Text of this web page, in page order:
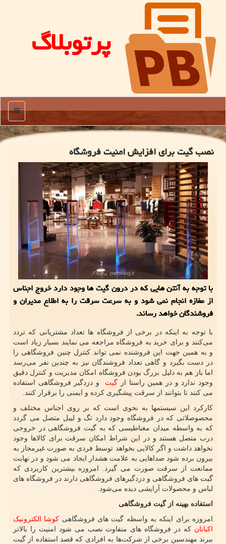
پرتوبلاگ
منو
نصب گیت برای افزایش امنیت فروشگاه
با توجه به آنتن هایی كه در درون گیت ها وجود دارد خروج اجناس
از مغازه انجام نمی شود و به سرعت سرقت را به اطلاع مدیران و
فروشندگان خواهد رساند.
با توجه به اینکه در برخی از فروشگاه ها تعداد مشتریانی که تردد
می‌کنند و برای خرید به فروشگاه مراجعه می نمایند بسیار زیاد است
و به همین جهت این فروشنده نمی تواند کنترل چنین فروشگاهی را
در دست بگیرد و گاهی تعداد فروشندگان نیز به چندین نفر می‌رسد
اما باز هم به دلیل بزرگ بودن فروشگاه امکان مدیریت و کنترل دقیق
وجود ندارد و در همین راستا از گیت
و دزدگیر فروشگاهی استفاده
می کنند تا بتوانند از سرقت پیشگیری کرده و ایمنی را برقرار کنند.
کارکرد این سیستمها به نحوی است که بر روی اجناس مختلف و
محصوصلاتی که در فروشگاه وجود دارد تگ و لیبل متصل می گردد
که به واسطه میدان مغناطیسی که به گیت فروشگاهی در خروجی
درب متصل هستند و در این شراط امکان سرقت برای کالاها وجود
نخواهد داشت و اگر کالایی بخواهد توسط فردی به صورت غیرمجاز به
بیرون برده شود صداهایی به علامت هشدار ایجاد می شود و در نهایت
ممانعت از سرقت صورت می گیرد. امروزه بیشترین کاربردی که
گیت های فروشگاهی و دزدگیرهای فروشگاهی دارند در فروشگاه های
لباس و محصولات آرایشی دیده می‌شود.
استفاده بهینه از گیت فروشگاهی
امروزه برای اینکه به واسطه گیت های فروشگاهی کوشا الکترونیک
اکباتان که در فروشگاه های متفاوت نصب می شود امنیت را بالاتر
ببرند مهندسین برخی از شرکت‌ها به افرادی که قصد استفاده از گیت